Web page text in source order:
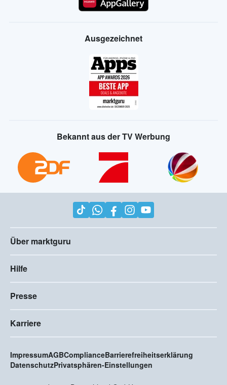
Ausgezeichnet
Bekannt aus der TV Werbung
Über marktguru
Hilfe
Presse
Karriere
ImpressumAGBComplianceBarrierefreiheitserklärung
DatenschutzPrivatsphären-Einstellungen